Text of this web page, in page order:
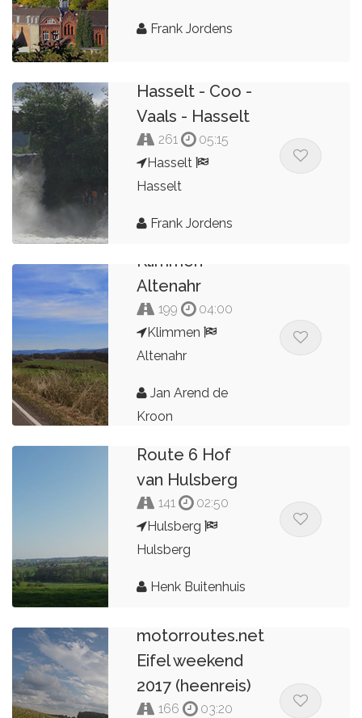
Frank Jordens
Hasselt - Coo -
Vaals - Hasselt
261
05:15
Hasselt
Hasselt
Frank Jordens
Klimmen -
Altenahr
199
04:00
Klimmen
Altenahr
Jan Arend de
Kroon
Route 6 Hof
van Hulsberg
141
02:50
Hulsberg
Hulsberg
Henk Buitenhuis
motorroutes.net
Eifel weekend
2017 (heenreis)
166
03:20